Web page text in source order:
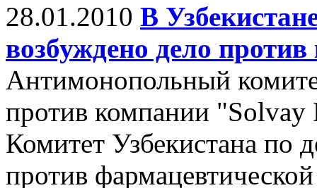
28.01.2010 В
возбуждено дело
Антимонопольный
против компании "Solvay
Комитет Узбекистана по
против